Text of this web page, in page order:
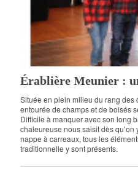
Érablière Meunier :
Située en plein milieu du rang
entourée de champs et de boisés
Difficile à manquer avec son long
chaleureuse nous saisit dès qu’on
nappe à carreaux, tous les
traditionnelle y sont présents.